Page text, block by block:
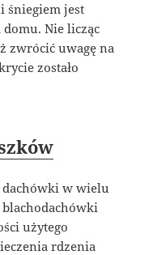
śniegiem jest
Nie licząc
zwrócić uwagę na
zostało
w wielu
blachodachówki
użytego
rdzenia